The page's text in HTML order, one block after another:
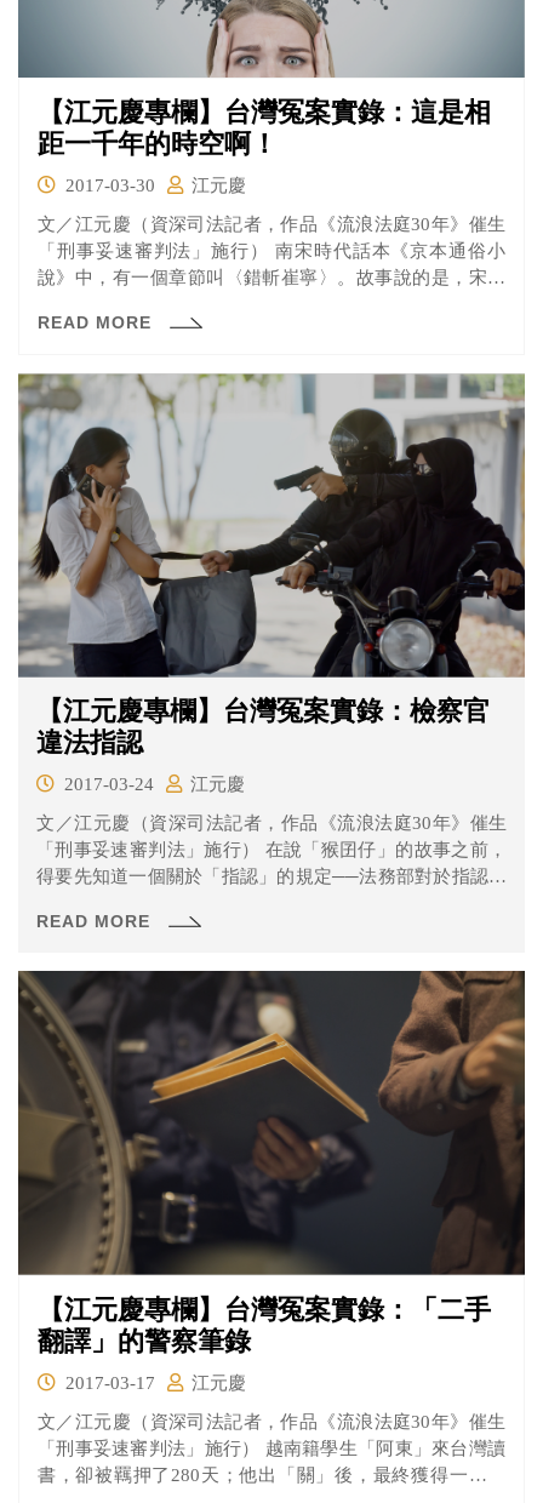
【江元慶專欄】台灣冤案實錄：這是相
距一千年的時空啊！
2017-03-30
江元慶
文／江元慶（資深司法記者，作品《流浪法庭30年》催生
「刑事妥速審判法」施行） 南宋時代話本《京本通俗小
說》中，有一個章節叫〈錯斬崔寧〉。故事說的是，宋高
READ MORE
【江元慶專欄】台灣冤案實錄：檢察官
違法指認
2017-03-24
江元慶
文／江元慶（資深司法記者，作品《流浪法庭30年》催生
「刑事妥速審判法」施行） 在說「猴囝仔」的故事之前，
得要先知道一個關於「指認」的規定──法務部對於指認犯
READ MORE
【江元慶專欄】台灣冤案實錄：「二手
翻譯」的警察筆錄
2017-03-17
江元慶
文／江元慶（資深司法記者，作品《流浪法庭30年》催生
「刑事妥速審判法」施行） 越南籍學生「阿東」來台灣讀
書，卻被羈押了280天；他出「關」後，最終獲得一筆錢